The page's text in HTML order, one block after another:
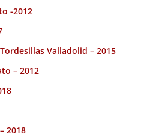
-2012
Valladolid – 2015
– 2012
2018